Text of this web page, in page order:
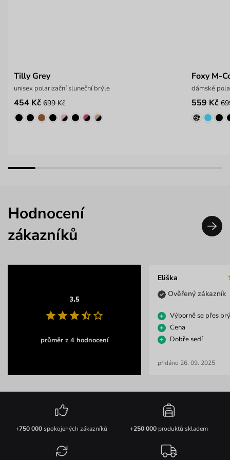
Tilly Grey
unisex polarizační sluneční brýle
454 Kč 699 Kč
Foxy M-
dámské
559 Kč
Hodnocení
zákazníků
3.5
průměr z 4 hodnocení
Eliška
Ověřený zákazník
Výborně se přes
Cena
Dobře sedí
přidáno 26. 09. 2025
+750 000spokojených zákazníků +250 000produktů skladem